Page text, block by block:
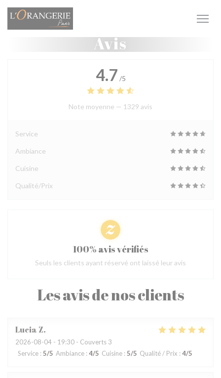
Personnalisation de vos choix en matière de cookies
Avis
Les avis de nos clients
Lucia Z
2026-08-04 - 19:30 - Couverts 3
Service : 5/5 Ambiance : 4/5 Cuisine : 5/5 Qualité / Prix : 4/5
4.7 /5
Note moyenne — 1329 avis
Service
Ambiance
Cuisine
Qualité/Prix
100% avis vérifiés
Seuls les clients ayant réservé ont laissé leur avis